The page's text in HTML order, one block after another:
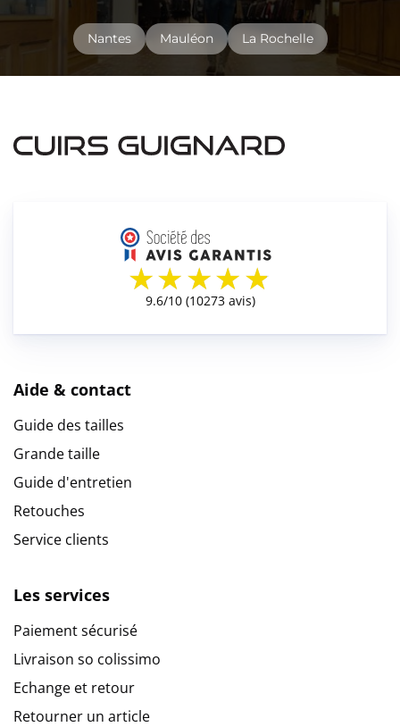
Nantes Mauléon La Rochelle
Aide & contact
Guide des tailles
Grande taille
Guide d'entretien
Retouches
Service clients
Les services
Paiement sécurisé
Livraison so colissimo
Echange et retour
Retourner un article